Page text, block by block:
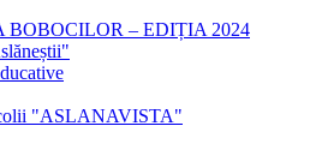
BOBOCILOR – EDIȚIA 2024
"ASLANAVISTA"